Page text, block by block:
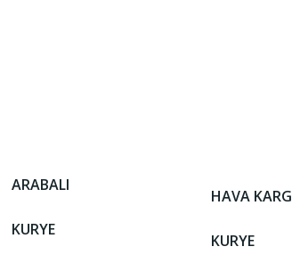
ARABALI
KURYE
HAVA
KURYE